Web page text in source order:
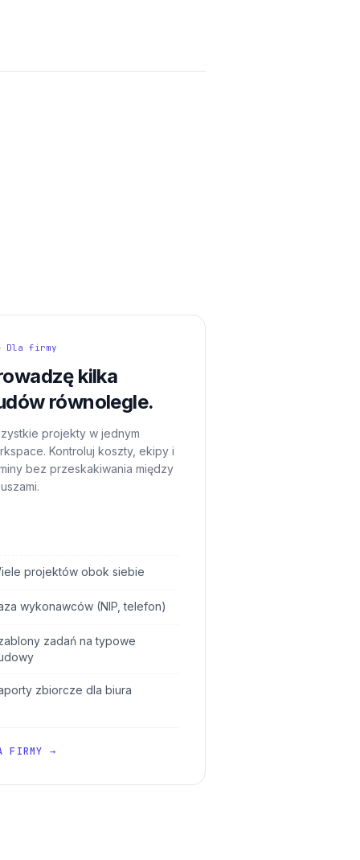
Dla firmy
kilka
równolegle.
projekty w jednym
Kontroluj koszty, ekipy i
bez przeskakiwania między
projektów obok siebie
wykonawców (NIP, telefon)
zadań na typowe
zbiorcze dla biura
FIRMY →